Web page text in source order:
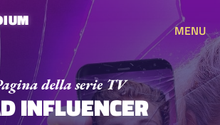
MENU
INFLUENCER